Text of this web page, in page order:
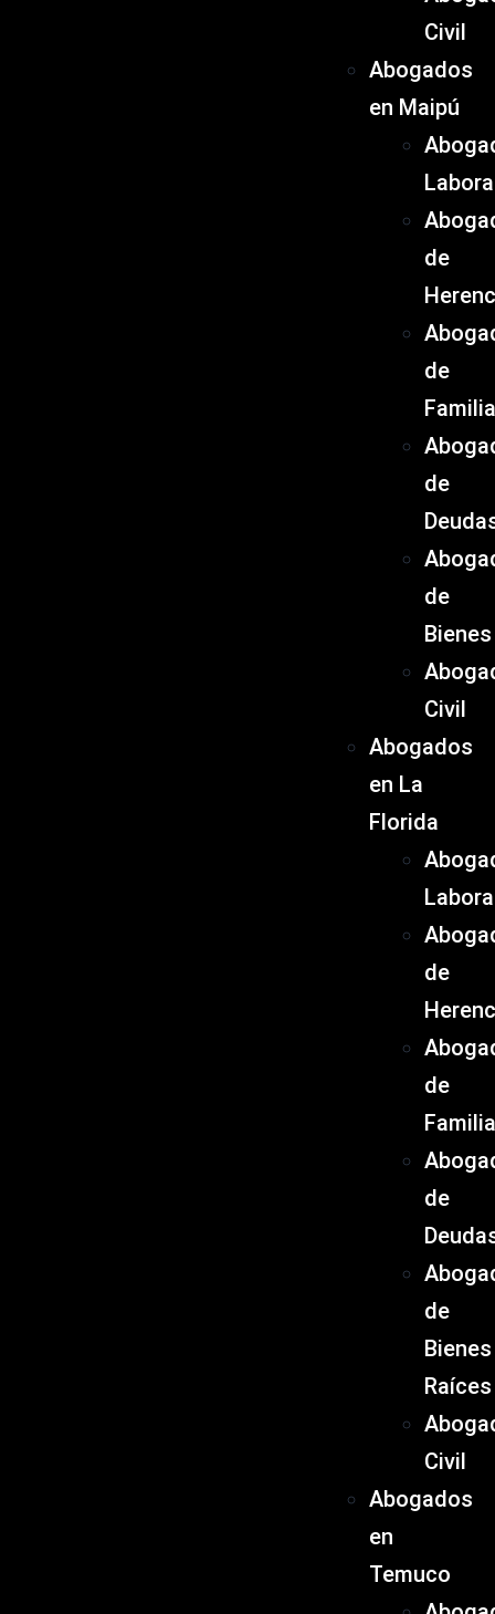
Civil
Abogados
en Maipú
de
de
Familia
de
de
Bienes
Civil
Abogados
en La
Florida
de
de
Familia
de
de
Bienes
Raíces
Civil
Abogados
en
Temuco